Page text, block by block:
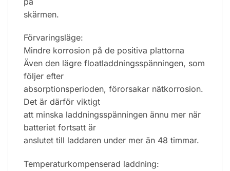
skärmen.
Förvaringsläge:
Mindre korrosion på de positiva plattorna
Även den lägre floatladdningsspänningen, som
följer efter
absorptionsperioden, förorsakar nätkorrosion.
Det är därför viktigt
att minska laddningsspänningen ännu mer när
batteriet fortsatt är
anslutet till laddaren under mer än 48 timmar.
Temperaturkompenserad laddning: